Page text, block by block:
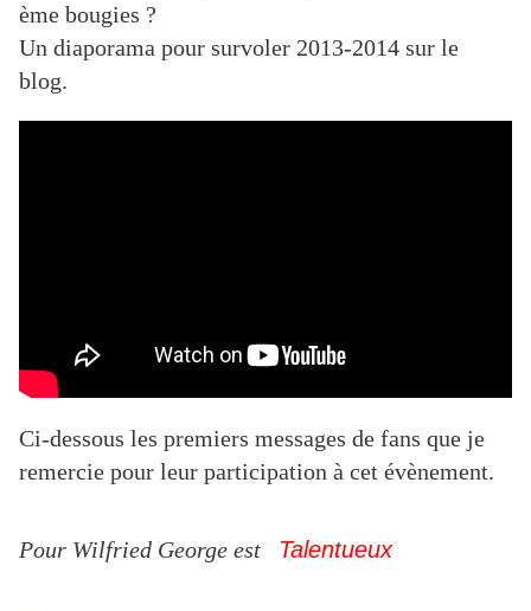
ème bougies ?
Un diaporama pour survoler 2013-2014 sur le
blog.
Ci-dessous les premiers messages de fans que je
remercie pour leur participation à cet évènement.
Pour Wilfried George est Talentueux